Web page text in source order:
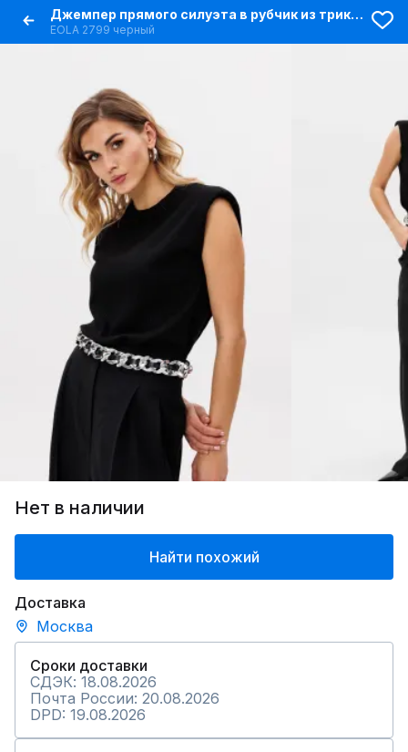
Джемпер прямого силуэта в рубчик из трикотажа
EOLA 2799 черный
Нет в наличии
Найти похожий
Доставка
Москва
Сроки доставки
СДЭК: 18.08.2026
Почта России: 20.08.2026
DPD: 19.08.2026